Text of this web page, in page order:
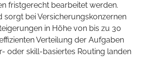
fristgerecht bearbeitet werden.
sorgt bei Versicherungskonzernen
in Höhe von bis zu 30
Verteilung der Aufgaben
oder skill-basiertes Routing landen